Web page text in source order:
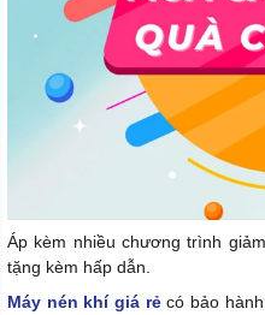
Áp kèm nhiều chương trình
tặng kèm hấp dẫn.
Máy nén khí giá rẻcó bảo hành